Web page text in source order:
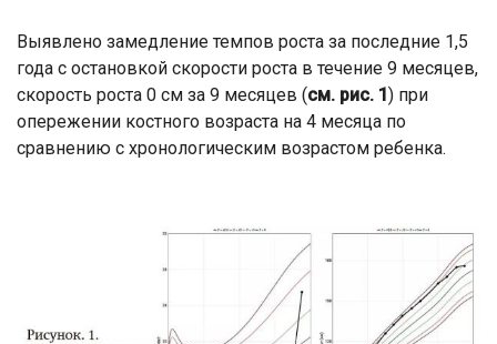
Выявлено замедление темпов роста за последние 1,5
года с остановкой скорости роста в течение 9 месяцев,
скорость роста 0 см за 9 месяцев (см. рис. 1 ) при
опережении костного возраста на 4 месяца по
сравнению с хронологическим возрастом ребенка.